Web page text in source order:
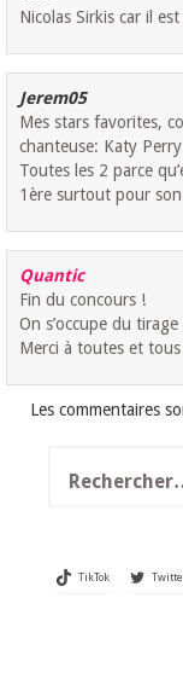
Nicolas Sirkis car il
Jerem05
Mes stars favorites,
chanteuse: Katy
Toutes les 2 parce
1ère surtout pour son
Quantic
Fin du concours !
On s’occupe du
Merci à toutes et
Les commentaires
TikTok